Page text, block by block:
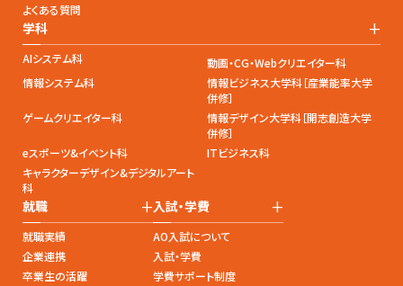
よくある質問
学科 +
AIシステム科
動画・CG・Webクリエイター科
情報システム科
情報ビジネス大学科［産業能率大学
併修］
ゲームクリエイター科
情報デザイン大学科［開志創造大学
併修］
eスポーツ&イベント科
ITビジネス科
キャラクターデザイン&デジタルアート
科
就職 +
就職実績
企業連携
卒業生の活躍
入試・学費 +
AO入試について
入試・学費
学費サポート制度